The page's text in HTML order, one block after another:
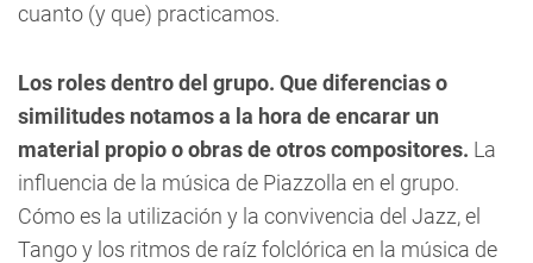
cuanto (y que) practicamos.
Los roles dentro del grupo. Que diferencias o
similitudes notamos a la hora de encarar un
material propio o obras de otros compositores. La
influencia de la música de Piazzolla en el grupo.
Cómo es la utilización y la convivencia del Jazz, el
Tango y los ritmos de raíz folclórica en la música de